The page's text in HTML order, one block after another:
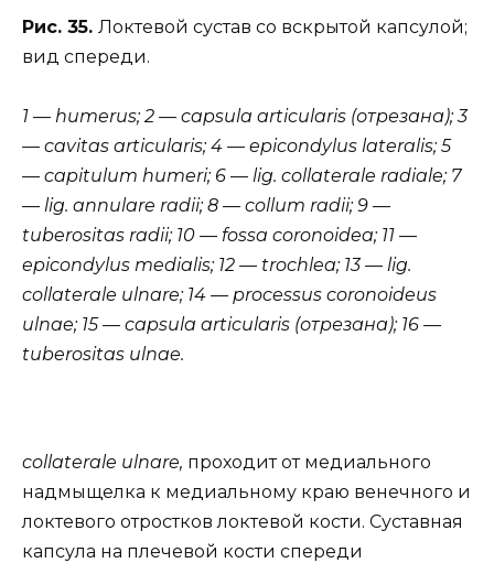
Рис. 35. Локтевой сустав со вскрытой капсулой;
вид спереди.
1 — humerus; 2 — capsula articularis (отрезана); 3
— cavitas articularis; 4 — epicondylus lateralis; 5
— capitulum humeri; 6 — lig. collaterale radiale; 7
— lig. annulare radii; 8 — collum radii; 9 —
tuberositas radii; 10 — fossa coronoidea; 11 —
epicondylus medialis; 12 — trochlea; 13 — lig.
collaterale ulnare; 14 — processus coronoideus
ulnae; 15 — capsula articularis (отрезана); 16 —
tuberositas ulnae.
collaterale ulnare, проходит от медиального
надмыщелка к медиальному краю венечного и
локтевого отростков локтевой кости. Суставная
капсула на плечевой кости спереди